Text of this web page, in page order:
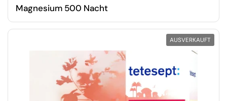
Magnesium 500 Nacht
AUSVERKAUFT